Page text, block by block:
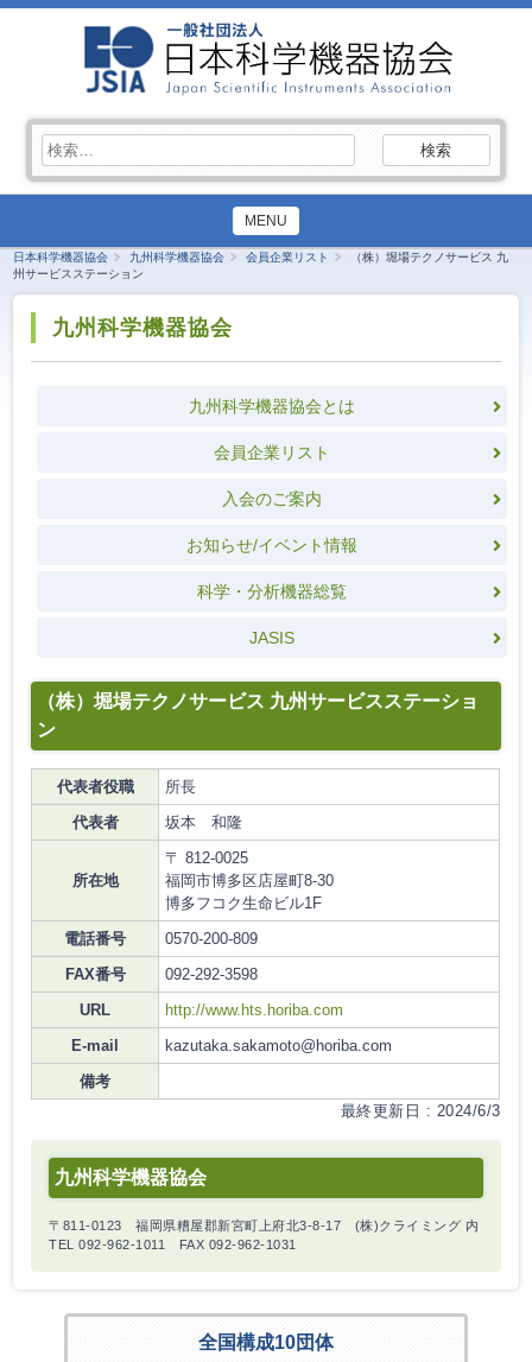
索:
MENU
日本科学機器協会 九州科学機器協会 会員企業リスト
（株）堀場テクノサービス 九
州サービスステーション
九州科学機器協会
九州科学機器協会とは
会員企業リスト
入会のご案内
お知らせ/イベント情報
科学・分析機器総覧
JASIS
（株）堀場テクノサービス 九州サービスステーショ
ン
代表者役職
所長
代表者
坂本 和隆
所在地
〒 812-0025
福岡市博多区店屋町8-30
博多フコク生命ビル1F
電話番号
0570-200-809
FAX番号
092-292-3598
URL
http://www.hts.horiba.com
E-mail
kazutaka.sakamoto@horiba.com
備考
最終更新日 : 2024/6/3
九州科学機器協会
〒811-0123 福岡県糟屋郡新宮町上府北3-8-17 (株)クライミング 内
TEL 092-962-1011 FAX 092-962-1031
全国構成10団体